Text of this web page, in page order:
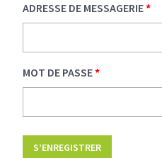
ADRESSE DE MESSAGERIE*
MOT DE PASSE*